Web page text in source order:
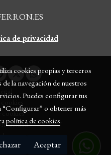
de privacidad
cookies
cookies propias y terceros
la navegación de nuestros
Puedes configurar tus
“Configurar” o obtener más
política de cookies.
Aceptar